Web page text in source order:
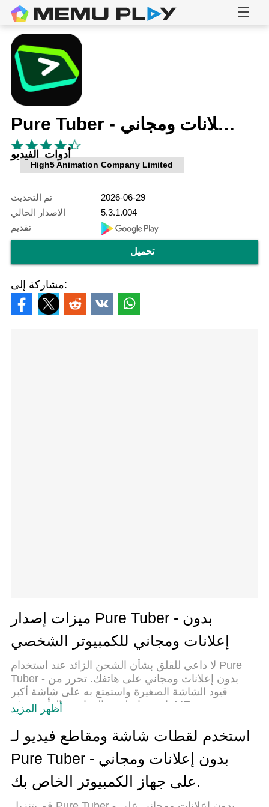
Pure Tuber - بدون إعلانات ومجاني
أدوات الفيديو
High5 Animation Company Limited
تم التحديث
2026-06-29
الإصدار الحالي
5.3.1.004
تقديم
تحميل
مشاركة إلى:
ميزات إصدار Pure Tuber - بدون
إعلانات ومجاني للكمبيوتر الشخصي
لا داعي للقلق بشأن الشحن الزائد عند استخدام Pure
Tuber - بدون إعلانات ومجاني على هاتفك. تحرر من
قيود الشاشة الصغيرة واستمتع به على شاشة أكبر
باستخدام لوحة المفاتيح والفأرة. يوفر MEmu جميع
الميزات الرائعة التي تتوقعها: تثبيت سريع، إعداد سهل،
أدوات تحكم بديهية، ودون قيود على عمر البطارية، أو
استخدام البيانات، أو المكالمات الواردة. يُعد MEmu 9
الجديد الخيار الأمثل لتجربة Pure Tuber - بدون إعلانات
ومجاني على جهاز الكمبيوتر. بفضل تقنية التشفير
الفريدة، يتيح لك مدير الحسابات المتعددة تشغيل حسابين
أظهر المزيد
استخدم لقطات شاشة ومقاطع فيديو لـ
Pure Tuber - بدون إعلانات ومجاني
على جهاز الكمبيوتر الخاص بك.